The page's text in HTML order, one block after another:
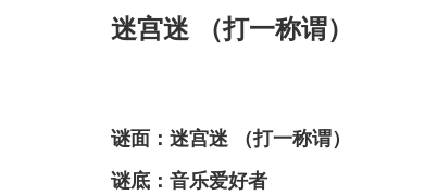
迷宫迷 （打一称谓）
谜面：迷宫迷 （打一称谓）
谜底：音乐爱好者